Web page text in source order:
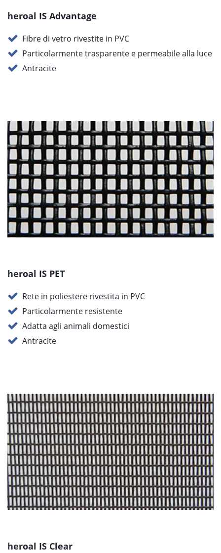
heroal IS Advantage
Fibre di vetro rivestite in PVC
Particolarmente trasparente e permeabile alla luce
Antracite
heroal IS PET
Rete in poliestere rivestita in PVC
Particolarmente resistente
Adatta agli animali domestici
Antracite
heroal IS Clear